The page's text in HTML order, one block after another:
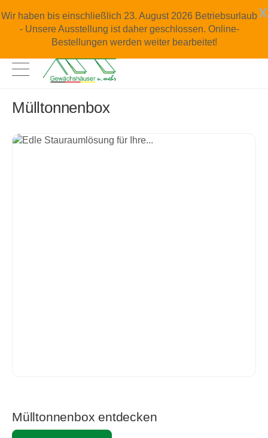
x
Wir haben bis einschließlich 23. August 2026 Betriebsurlaub
- Unsere Ausstellung ist daher geschlossen. Online-
Bestellungen werden weiter bearbeitet!
Mülltonnenbox
Mülltonnenbox entdecken